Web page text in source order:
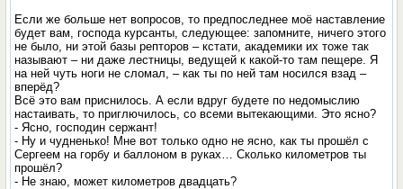
Если же больше нет вопросов, то предпоследнее моё наставление
будет вам, господа курсанты, следующее: запомните, ничего этого
не было, ни этой базы репторов – кстати, академики их тоже так
называют – ни даже лестницы, ведущей к какой-то там пещере. Я
на ней чуть ноги не сломал, – как ты по ней там носился взад –
вперёд?
Всё это вам приснилось. А если вдруг будете по недомыслию
настаивать, то приглючилось, со всеми вытекающими. Это ясно?
- Ясно, господин сержант!
- Ну и чудненько! Мне вот только одно не ясно, как ты прошёл с
Сергеем на горбу и баллоном в руках… Сколько километров ты
прошёл?
- Не знаю, может километров двадцать?